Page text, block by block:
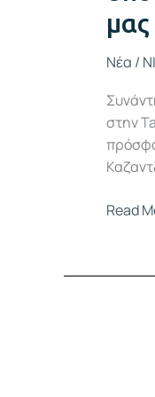
μας
Νέα /
στην
Read